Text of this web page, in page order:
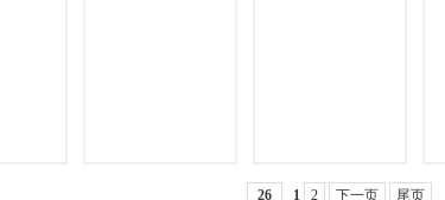
26 1 2 下一页 尾页